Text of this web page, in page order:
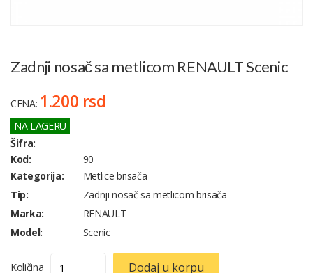
Zadnji nosač sa metlicom RENAULT Scenic
CENA: 1.200 rsd
NA LAGERU
Šifra:
Kod:
90
Kategorija:
Metlice brisača
Tip:
Zadnji nosač sa metlicom brisača
Marka:
RENAULT
Model:
Scenic
Količina Dodaj u korpu